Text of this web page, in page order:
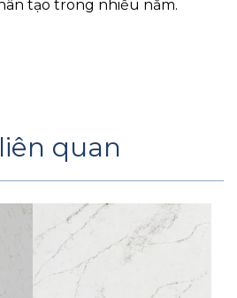
tạo trong nhiều năm.
quan